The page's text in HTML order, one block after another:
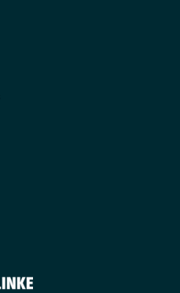
(Link öffnet ein neues Fenster)